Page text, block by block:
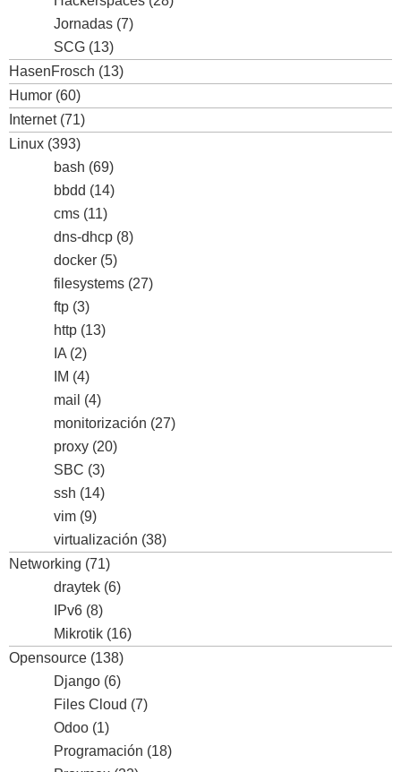
Jornadas (7)
SCG (13)
HasenFrosch (13)
Humor (60)
Internet(71)
Linux (393)
bash (69)
bbdd (14)
cms (11)
dns-dhcp (8)
docker (5)
filesystems (27)
ftp (3)
http (13)
IA (2)
IM (4)
mail (4)
monitorización (27)
proxy (20)
SBC (3)
ssh (14)
vim (9)
virtualización (38)
Networking (71)
draytek (6)
IPv6 (8)
Mikrotik (16)
Opensource (138)
Django (6)
Files Cloud (7)
Odoo (1)
Programación (18)